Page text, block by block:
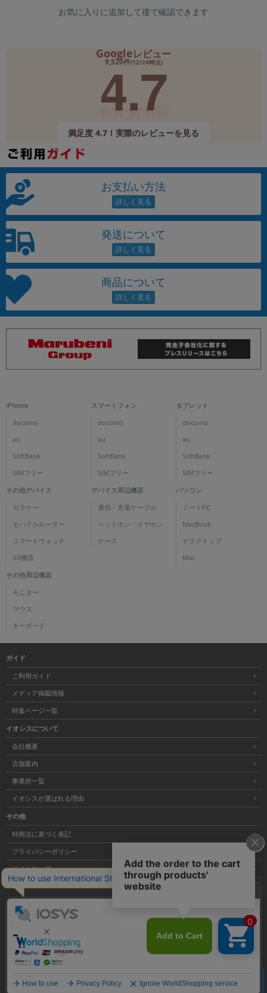
お気に入りに追加して後で確認できます
Googleレビュー
9,520件(12/24時点)
4.7
満足度 4.7！実際のレビューを見る
お支払い方法
発送について
商品について
iPhone
docomo
au
SoftBank
SIMフリー
スマートフォン
docomo
au
SoftBank
SIMフリー
タブレット
docomo
au
SoftBank
SIMフリー
その他デバイス
ガラケー
モバイルルーター
スマートウォッチ
VR機器
デバイス周辺機器
通信・充電ケーブル
ヘッドホン・イヤホン
ケース
パソコン
ノートPC
MacBook
デスクトップ
Mac
その他周辺機器
モニター
マウス
キーボード
ガイド
ご利用ガイド
メディア掲載情報
特集ページ一覧
イオシスについて
会社概要
店舗案内
事業所一覧
イオシスが選ばれる理由
その他
特商法に基づく表記
プライバシーポリシー
サイトマップ
大阪府公安委員会発行 古物商許可証 第621121002176号
Copyright © 株式会社イオシス All Rights Reserved. クリア
商品を探す